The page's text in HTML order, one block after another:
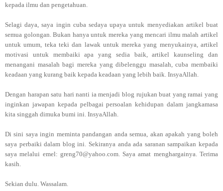
kepada ilmu dan pengetahuan.
Selagi daya, saya ingin cuba sedaya upaya untuk menyediakan artikel buat
semua golongan. Bukan hanya untuk mereka yang mencari ilmu malah artikel
untuk umum, teka teki dan lawak untuk mereka yang menyukainya, artikel
motivasi untuk membaiki apa yang sedia baik, artikel kaunseling dan
menangani masalah bagi mereka yang dibelenggu masalah, cuba membaiki
keadaan yang kurang baik kepada keadaan yang lebih baik. InsyaAllah.
Dengan harapan satu hari nanti ia menjadi blog rujukan buat yang ramai yang
inginkan jawapan kepada pelbagai persoalan kehidupan dalam jangkamasa
kita singgah dimuka bumi ini. InsyaAllah.
Di sini saya ingin meminta pandangan anda semua, akan apakah yang boleh
saya perbaiki dalam blog ini. Sekiranya anda ada saranan sampaikan kepada
saya melalui emel: greng70@yahoo.com. Saya amat menghargainya. Terima
kasih.
Sekian dulu. Wassalam.